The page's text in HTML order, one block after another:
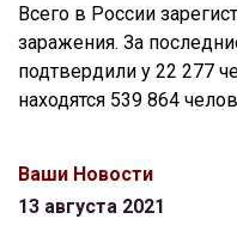
Всего в России
заражения. За
подтвердили у 22 277
находятся 539 864
Ваши Новости
13 августа 2021